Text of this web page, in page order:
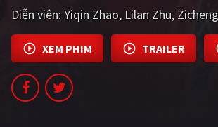
Diễn viên: Yiqin Zhao Lilan Zhu
XEM PHIM TRAILER